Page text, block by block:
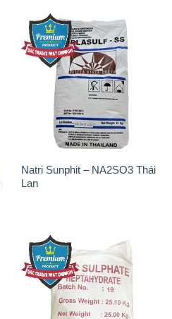
Natri Sunphit – NA2SO3 Thái
Lan